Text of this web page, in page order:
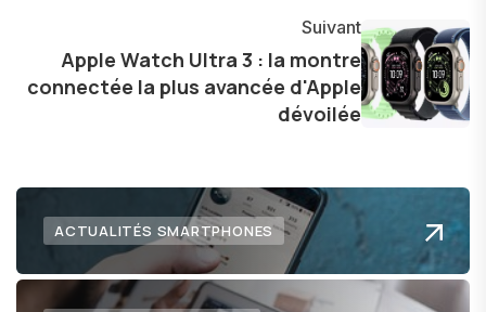
Suivant
Apple Watch Ultra 3 : la montre
connectée la plus avancée d'Apple
dévoilée
ACTUALITÉS SMARTPHONES